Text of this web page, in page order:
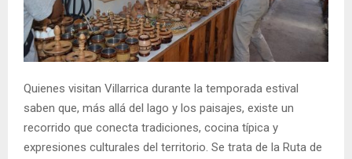
E
N
UQuienes visitan Villarrica durante la temporada estival
saben que, más allá del lago y los paisajes, existe un
recorrido que conecta tradiciones, cocina típica y
expresiones culturales del territorio. Se trata de la Ruta de